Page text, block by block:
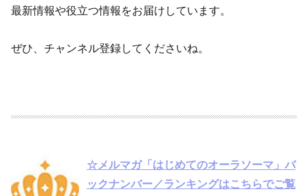
最新情報や役立つ情報をお届けしています。
ぜひ、チャンネル登録してくださいね。
☆メルマガ「はじめてのオーラソーマ」バ
ックナンバー／ランキングはこちらでご覧